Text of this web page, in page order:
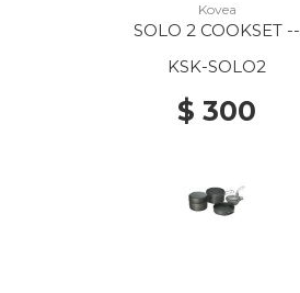
Kovea
SOLO 2 COOKSET --
KSK-SOLO2
$ 300